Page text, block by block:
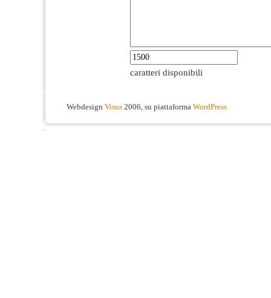
caratteri disponibili
Webdesign Visus 2006, su piattaforma WordPress